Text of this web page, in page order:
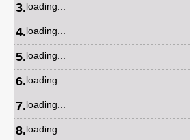
3.loading...
4.loading...
5.loading...
6.loading...
7.loading...
8.loading...